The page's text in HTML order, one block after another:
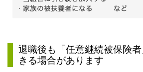
退職後も「任意継続被保険
きる場合があります